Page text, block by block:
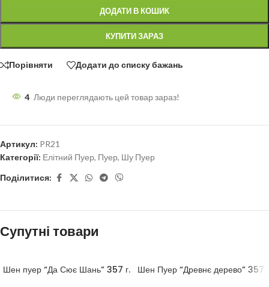
ДОДАТИ В КОШИК
КУПИТИ ЗАРАЗ
Порівняти Додати до списку бажань
4 Люди переглядають цей товар зараз!
Артикул: PR21
Категорії: Елітний Пуер, Пуер, Шу Пуер
Поділитися:
Супутні товари
Шен пуер “Да Сює Шань” 357 г.
Шен Пуер “Древнє дерево” 357